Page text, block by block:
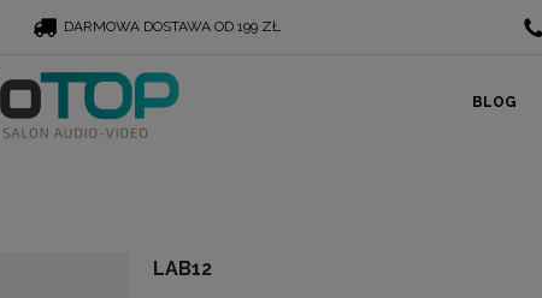
DARMOWA DOSTAWA OD 199 ZŁ
BLOG
LAB12